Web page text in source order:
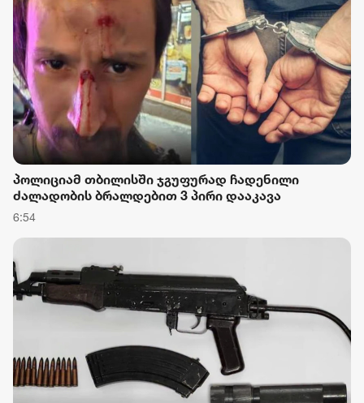
პოლიციამ თბილისში ჯგუფურად ჩადენილი
ძალადობის ბრალდებით 3 პირი დააკავა
6:54